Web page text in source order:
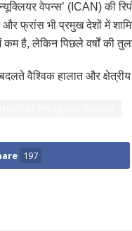
वेपन्स’ (ICAN) की
फ्रांस भी प्रमुख देशों में
है, लेकिन पिछले वर्षों की
बदलते वैश्विक हालात और
197